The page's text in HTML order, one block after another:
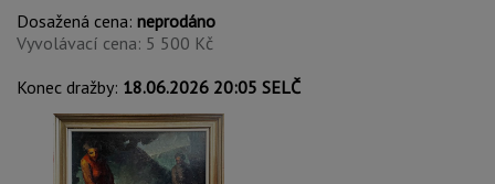
Dosažená cena: neprodáno
Vyvolávací cena: 5 500 Kč
Konec dražby: 18.06.2026 20:05 SELČ